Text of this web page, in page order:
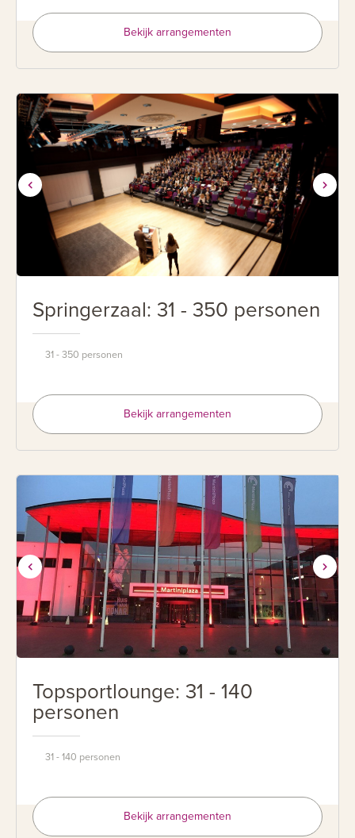
Bekijk arrangementen
Springerzaal: 31 - 350 personen
31 - 350 personen
Bekijk arrangementen
Topsportlounge: 31 - 140
personen
31 - 140 personen
Bekijk arrangementen